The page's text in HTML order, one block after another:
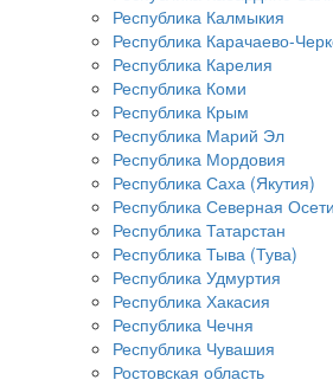
Республика Калмыкия
Республика Карачаево-
Республика Карелия
Республика Коми
Республика Крым
Республика Марий Эл
Республика Мордовия
Республика Саха (Якутия)
Республика Северная
Республика Татарстан
Республика Тыва (Тува)
Республика Удмуртия
Республика Хакасия
Республика Чечня
Республика Чувашия
Ростовская область